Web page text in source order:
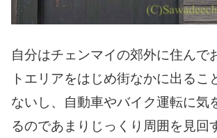
自分はチェンマイの郊外に住んで
トエリアをはじめ街なかに出るこ
ないし、自動車やバイク運転に気
るのであまりじっくり周囲を見回